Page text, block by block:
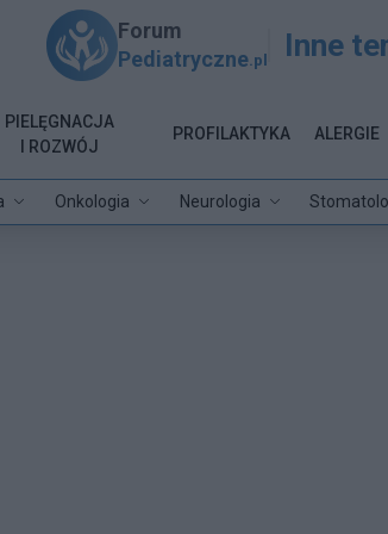
Forum
Pediatryczne.pl Inne
Onkologia Neurologia
PIELĘGNACJA
I ROZWÓJ
PROFILAKTYKA ALERGIE